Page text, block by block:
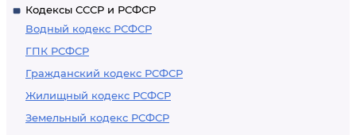
Кодексы СССР и РСФСР
Водный кодекс РСФСР
ГПК РСФСР
Гражданский кодекс РСФСР
Жилищный кодекс РСФСР
Земельный кодекс РСФСР